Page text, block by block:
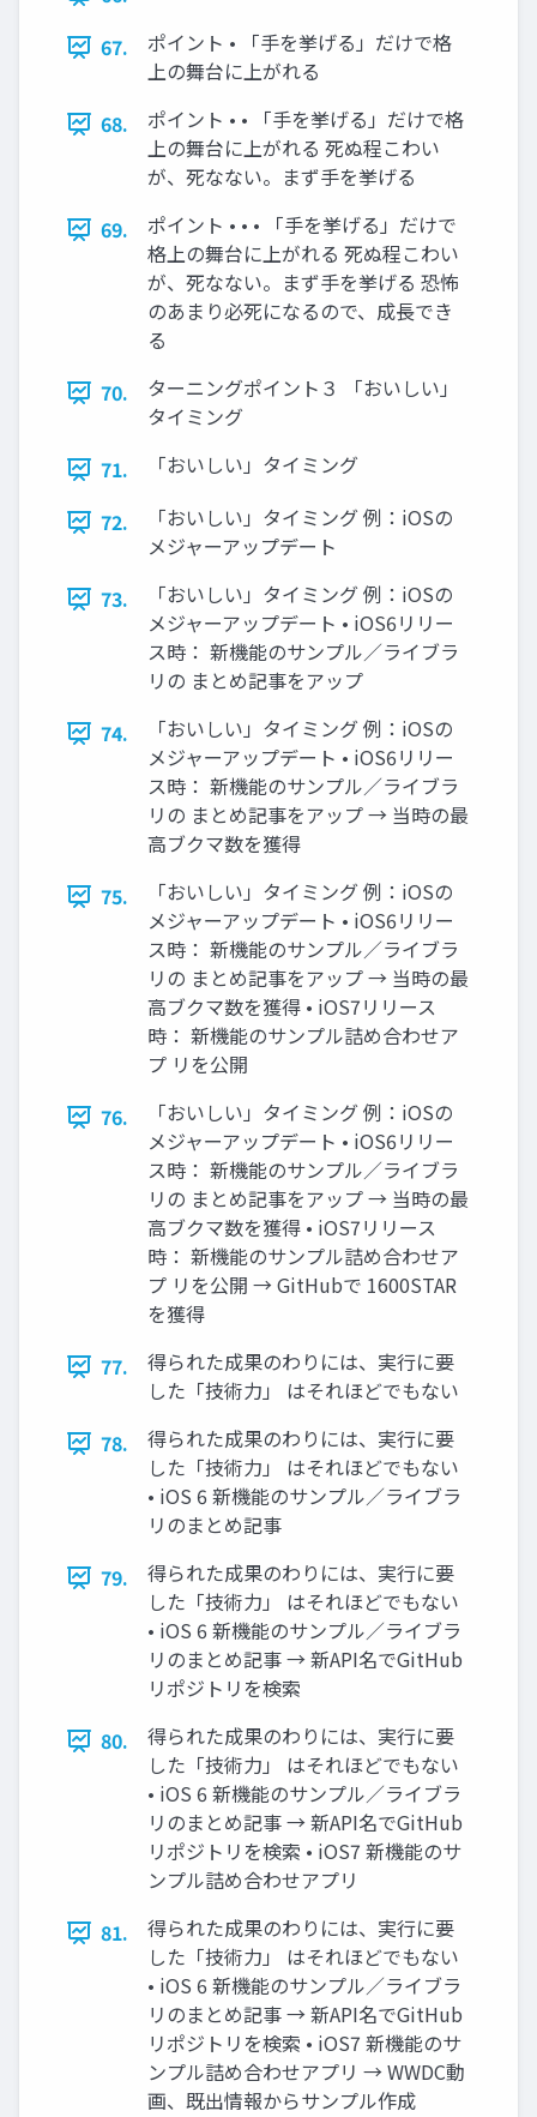
67.
ポイント • 「手を挙げる」だけで格
上の舞台に上がれる
68.
ポイント • • 「手を挙げる」だけで格
上の舞台に上がれる 死ぬ程こわい
が、死なない。まず手を挙げる
69.
ポイント • • • 「手を挙げる」だけで
格上の舞台に上がれる 死ぬ程こわい
が、死なない。まず手を挙げる 恐怖
のあまり必死になるので、成長でき
る
70.
ターニングポイント３ 「おいしい」
タイミング
71.
「おいしい」タイミング
72.
「おいしい」タイミング 例：iOSの
メジャーアップデート
73.
「おいしい」タイミング 例：iOSの
メジャーアップデート • iOS6リリー
ス時： 新機能のサンプル／ライブラ
リの まとめ記事をアップ
74.
「おいしい」タイミング 例：iOSの
メジャーアップデート • iOS6リリー
ス時： 新機能のサンプル／ライブラ
リの まとめ記事をアップ → 当時の最
高ブクマ数を獲得
75.
「おいしい」タイミング 例：iOSの
メジャーアップデート • iOS6リリー
ス時： 新機能のサンプル／ライブラ
リの まとめ記事をアップ → 当時の最
高ブクマ数を獲得 • iOS7リリース
時： 新機能のサンプル詰め合わせア
プ リを公開
76.
「おいしい」タイミング 例：iOSの
メジャーアップデート • iOS6リリー
ス時： 新機能のサンプル／ライブラ
リの まとめ記事をアップ → 当時の最
高ブクマ数を獲得 • iOS7リリース
時： 新機能のサンプル詰め合わせア
プ リを公開 → GitHubで 1600STAR
を獲得
77.
得られた成果のわりには、実行に要
した「技術力」 はそれほどでもない
78.
得られた成果のわりには、実行に要
した「技術力」 はそれほどでもない
• iOS 6 新機能のサンプル／ライブラ
リのまとめ記事
79.
得られた成果のわりには、実行に要
した「技術力」 はそれほどでもない
• iOS 6 新機能のサンプル／ライブラ
リのまとめ記事 → 新API名でGitHub
リポジトリを検索
80.
得られた成果のわりには、実行に要
した「技術力」 はそれほどでもない
• iOS 6 新機能のサンプル／ライブラ
リのまとめ記事 → 新API名でGitHub
リポジトリを検索 • iOS7 新機能のサ
ンプル詰め合わせアプリ
81.
得られた成果のわりには、実行に要
した「技術力」 はそれほどでもない
• iOS 6 新機能のサンプル／ライブラ
リのまとめ記事 → 新API名でGitHub
リポジトリを検索 • iOS7 新機能のサ
ンプル詰め合わせアプリ → WWDC動
画、既出情報からサンプル作成